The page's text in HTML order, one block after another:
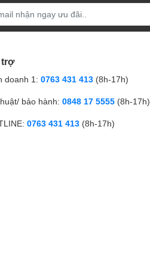
trợ
doanh 1: 0763 431 413 (8h-17h)
bảo hành: 0848 17 5555 (8h-17h)
0763 431 413 (8h-17h)